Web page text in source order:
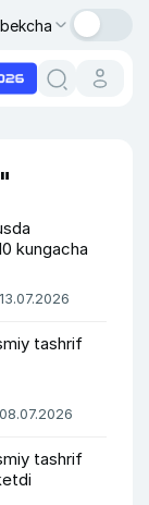
kungacha
tashrif
tashrif